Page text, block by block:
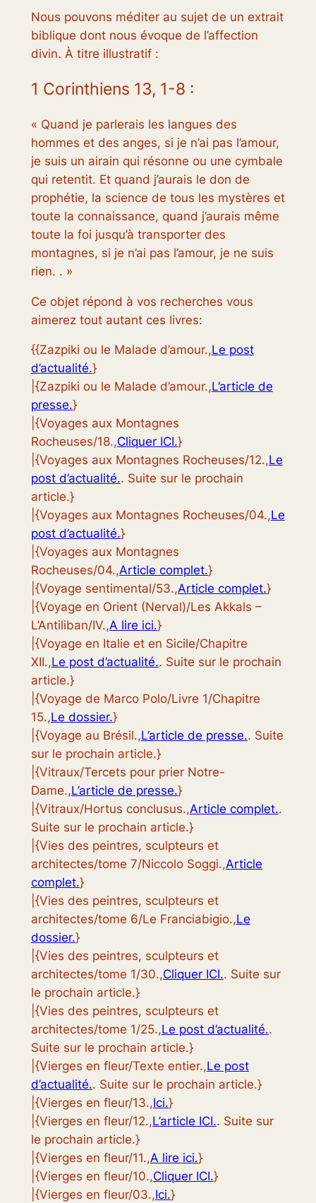
Nous pouvons méditer au sujet de un extrait
biblique dont nous évoque de l’affection
divin. À titre illustratif :
1 Corinthiens 13, 1-8 :
« Quand je parlerais les langues des
hommes et des anges, si je n’ai pas l’amour,
je suis un airain qui résonne ou une cymbale
qui retentit. Et quand j’aurais le don de
prophétie, la science de tous les mystères et
toute la connaissance, quand j’aurais même
toute la foi jusqu’à transporter des
montagnes, si je n’ai pas l’amour, je ne suis
rien. . »
Ce objet répond à vos recherches vous
aimerez tout autant ces livres:
{{Zazpiki ou le Malade d’amour.,Le post
d’actualité.}
|{Zazpiki ou le Malade d’amour.,L’article de
presse.}
|{Voyages aux Montagnes
Rocheuses/18.,Cliquer ICI.}
|{Voyages aux Montagnes Rocheuses/12.,Le
post d’actualité.. Suite sur le prochain
article.}
|{Voyages aux Montagnes Rocheuses/04.,Le
post d’actualité.}
|{Voyages aux Montagnes
Rocheuses/04.,Article complet.}
|{Voyage sentimental/53.,Article complet.}
|{Voyage en Orient (Nerval)/Les Akkals –
L’Antiliban/IV.,A lire ici.}
|{Voyage en Italie et en Sicile/Chapitre
XII.,Le post d’actualité.. Suite sur le prochain
article.}
|{Voyage de Marco Polo/Livre 1/Chapitre
15.,Le dossier.}
|{Voyage au Brésil.,L’article de presse.. Suite
sur le prochain article.}
|{Vitraux/Tercets pour prier Notre-
Dame.,L’article de presse.}
|{Vitraux/Hortus conclusus.,Article complet..
Suite sur le prochain article.}
|{Vies des peintres, sculpteurs et
architectes/tome 7/Niccolo Soggi.,Article
complet.}
|{Vies des peintres, sculpteurs et
architectes/tome 6/Le Franciabigio.,Le
dossier.}
|{Vies des peintres, sculpteurs et
architectes/tome 1/30.,Cliquer ICI.. Suite sur
le prochain article.}
|{Vies des peintres, sculpteurs et
architectes/tome 1/25.,Le post d’actualité..
Suite sur le prochain article.}
|{Vierges en fleur/Texte entier.,Le post
d’actualité.. Suite sur le prochain article.}
|{Vierges en fleur/13.,Ici.}
|{Vierges en fleur/12.,L’article ICI.. Suite sur
le prochain article.}
|{Vierges en fleur/11.,A lire ici.}
|{Vierges en fleur/10.,Cliquer ICI.}
|{Vierges en fleur/03.,Ici.}